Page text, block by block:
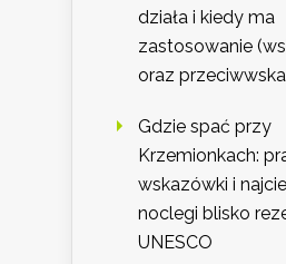
działa i kiedy ma
zastosowanie
oraz
Gdzie spać przy
Krzemionkach:
wskazówki i
noclegi blisko
UNESCO